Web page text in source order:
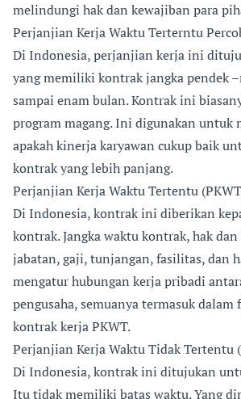
melindungi hak dan kewajiban para
Perjanjian Kerja Waktu Terterntu
Di Indonesia, perjanjian kerja ini
yang memiliki kontrak jangka pendek
sampai enam bulan. Kontrak ini
program magang. Ini digunakan untuk
apakah kinerja karyawan cukup baik
kontrak yang lebih panjang.
Perjanjian Kerja Waktu Tertentu
Di Indonesia, kontrak ini diberikan
kontrak. Jangka waktu kontrak, hak
jabatan, gaji, tunjangan, fasilitas, dan
mengatur hubungan kerja pribadi
pengusaha, semuanya termasuk
kontrak kerja PKWT.
Perjanjian Kerja Waktu Tidak Tertentu
Di Indonesia, kontrak ini ditujukan
Itu tidak memiliki batas waktu. Yang